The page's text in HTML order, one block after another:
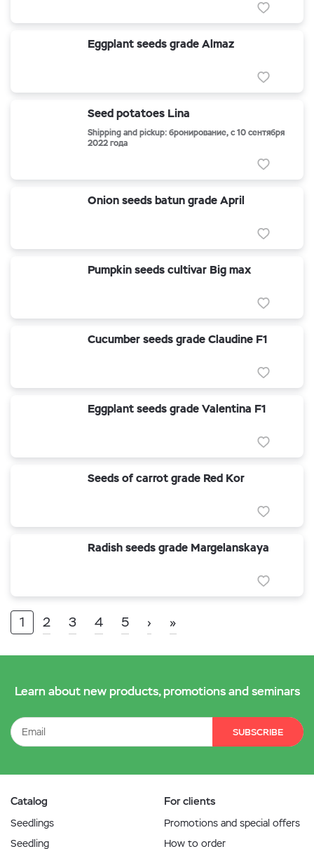
Eggplant seeds grade Almaz
Seed potatoes Lina
Shipping and pickup: бронирование, с 10 сентября
2022 года
Onion seeds batun grade April
Pumpkin seeds cultivar Big max
Cucumber seeds grade Claudine F1
Eggplant seeds grade Valentina F1
Seeds of carrot grade Red Kor
Radish seeds grade Margelanskaya
1 2 3 4 5 › »
Learn about new products, promotions and seminars
SUBSCRIBE
Catalog
Seedlings
Seedling
For clients
Promotions and special offers
How to order